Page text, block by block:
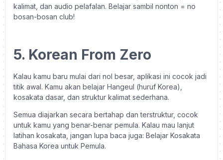
kalimat, dan audio pelafalan. Belajar sambil nonton = no
bosan-bosan club!
5. Korean From Zero
Kalau kamu baru mulai dari nol besar, aplikasi ini cocok jadi
titik awal. Kamu akan belajar Hangeul (huruf Korea),
kosakata dasar, dan struktur kalimat sederhana.
Semua diajarkan secara bertahap dan terstruktur, cocok
untuk kamu yang benar-benar pemula. Kalau mau lanjut
latihan kosakata, jangan lupa baca juga: Belajar Kosakata
Bahasa Korea untuk Pemula.